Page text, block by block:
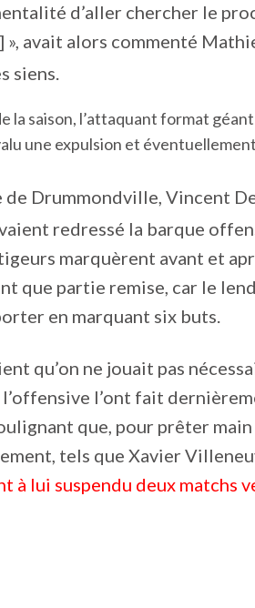
d’aller chercher le
avait alors commenté
siens.
la saison, l’attaquant format
une expulsion et
Drummondville, Vincent
redressé la barque
marquèrent avant et
que partie remise, car le
en marquant six buts.
qu’on ne jouait pas
l’ont fait
que, pour prêter
tels que Xavier
à lui suspendu deux matchs